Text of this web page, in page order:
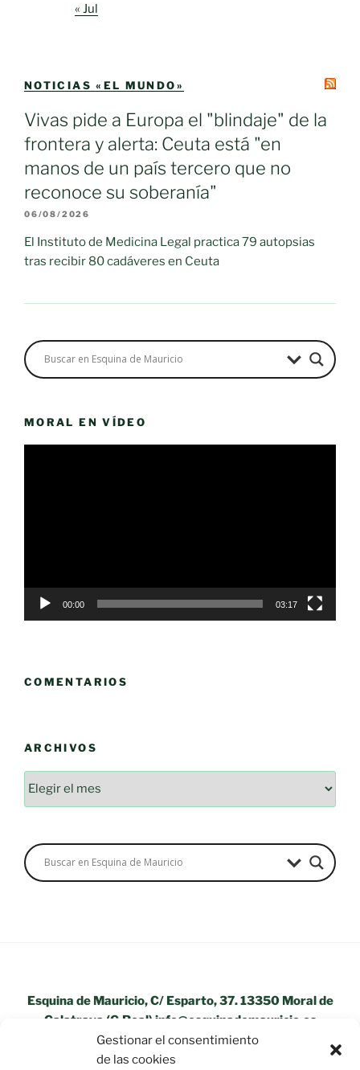
Gestionar el consentimiento
de las cookies
« Jul
NOTICIAS «EL MUNDO»
Vivas pide a Europa el "blindaje" de la
frontera y alerta: Ceuta está "en
manos de un país tercero que no
reconoce su soberanía"
06/08/2026
El Instituto de Medicina Legal practica 79 autopsias
tras recibir 80 cadáveres en Ceuta
MORAL EN VÍDEO
00:00 03:17
COMENTARIOS
ARCHIVOS
Archivos
Esquina de Mauricio, C/ Esparto, 37. 13350 Moral de
Calatrava (C.Real) info@esquinademauricio.es
«Aviso Legal»